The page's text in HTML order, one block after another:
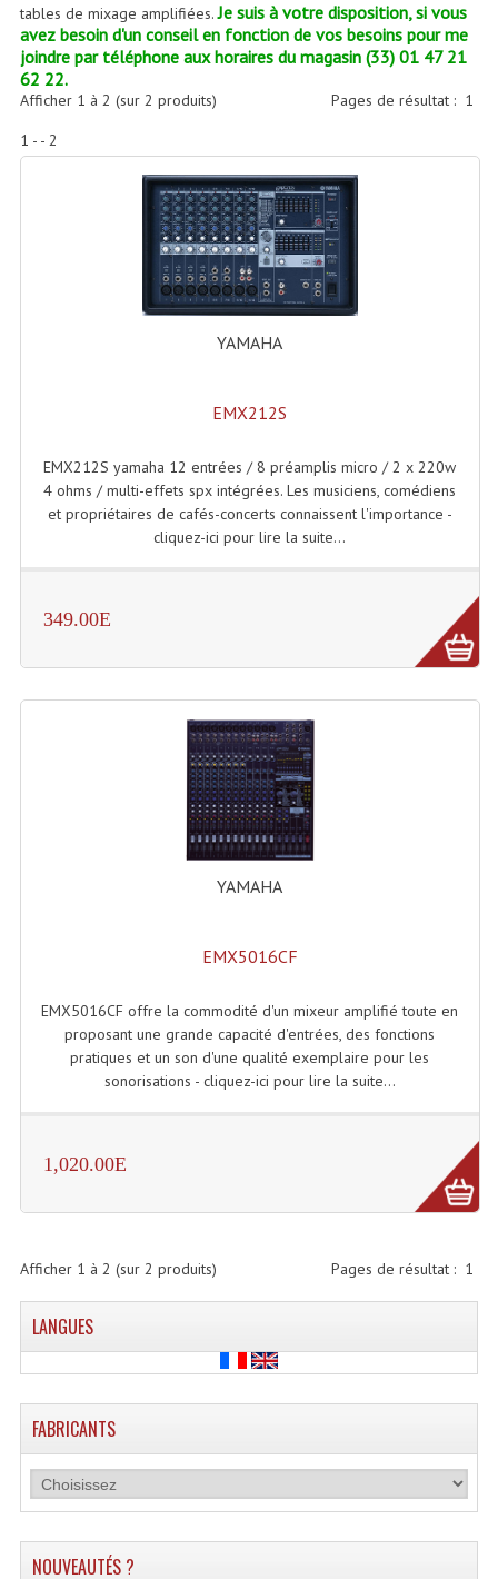
Accessoires Pieds Cellules Diamants
Accessoires Enceintes
Cellule (s)
Diamants
Pieds D'enceintes
Selecteurs Audio Vidéo
Amplificateurs Multi-Canaux
Casques Stéréo
Compresseurs , Limiteurs , Noise Gate
Egaliseur Egaliseurs
Enceintes, Système Amplifiés
Enceintes Passives Sono
Retours De Scène
Enceinte Nomade Bluetooth
Enceintes (Ecoutes De Studio)
Enceintes Autonomes Portables Amplifiées
Haut Parleurs Sono
Haut-Parleurs Amplis Guitare
Lecteurs Audio & Sources
tables de mixage amplifiées.Je suis à votre disposition, si vous
avez besoin d'un conseil en fonction de vos besoins pour me
joindre par téléphone aux horaires du magasin (33) 01 47 21
62 22.
Pages de résultat : 1
Afficher 1 à 2 (sur 2 produits)
1 - - 2
YAMAHA
EMX212S
EMX212S yamaha 12 entrées / 8 préamplis micro / 2 x 220w
4 ohms / multi-effets spx intégrées. Les musiciens, comédiens
et propriétaires de cafés-concerts connaissent l'importance -
cliquez-ici pour lire la suite...
349.00E
YAMAHA
EMX5016CF
EMX5016CF offre la commodité d'un mixeur amplifié toute en
proposant une grande capacité d'entrées, des fonctions
pratiques et un son d'une qualité exemplaire pour les
sonorisations - cliquez-ici pour lire la suite...
1,020.00E
Pages de résultat : 1
Afficher 1 à 2 (sur 2 produits)
LANGUES
FABRICANTS
NOUVEAUTÉS ?